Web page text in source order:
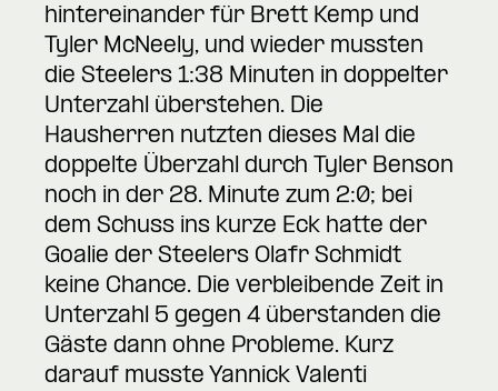
hintereinander für Brett Kemp und
Tyler McNeely, und wieder mussten
die Steelers 1:38 Minuten in doppelter
Unterzahl überstehen. Die
Hausherren nutzten dieses Mal die
doppelte Überzahl durch Tyler Benson
noch in der 28. Minute zum 2:0; bei
dem Schuss ins kurze Eck hatte der
Goalie der Steelers Olafr Schmidt
keine Chance. Die verbleibende Zeit in
Unterzahl 5 gegen 4 überstanden die
Gäste dann ohne Probleme. Kurz
darauf musste Yannick Valenti